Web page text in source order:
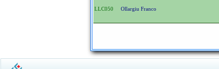
LLC050 Ollargiu Franco